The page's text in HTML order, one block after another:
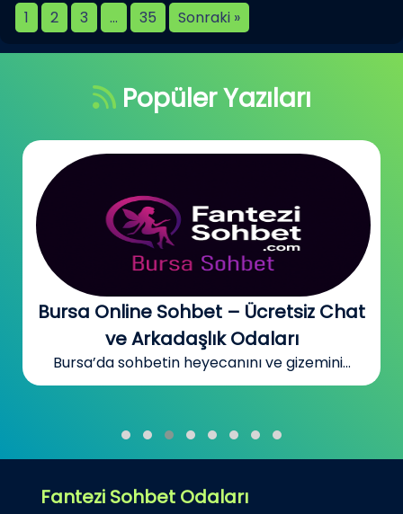
1 2 3 … 35 Sonraki »
Popüler Yazıları
Bursa Online Sohbet – Ücretsiz Chat
ve Arkadaşlık Odaları
Bursa’da sohbetin heyecanını ve gizemini...
Fantezi Sohbet Odaları